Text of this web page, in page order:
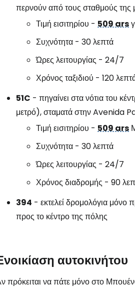
περνούν από τους σταθμούς της
Τιμή εισιτηρίου - 509 ars
Συχνότητα - 30 λεπτά
Ώρες λειτουργίας - 24/7
Χρόνος ταξιδιού - 120
51C - πηγαίνει στα νότια του
μετρό), σταματά στην Avenida
Τιμή εισιτηρίου - 509 ars
Συχνότητα - 30 λεπτά
Ώρες λειτουργίας - 24/7
Χρόνος διαδρομής - 90
394 - εκτελεί δρομολόγια μόνο
προς το κέντρο της πόλης
αυτοκινήτου
πρόκειται να πάτε μόνο στο